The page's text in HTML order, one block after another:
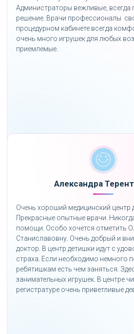
Администраторы вежливые, всегда
решение. Врачи профессионалы
процедурном кабинете всегда
очень много игрушек для любых
приемлемые.
Александра
Очень хороший медицинский центр
Прекрасные опытные врачи.
помощи. Особо хочется отметить
Станиславовну. Очень добрый и
доктор. В центр детишки идут с
страха. Если необходимо немного
ребятишкам есть чем заняться.
занимательных игрушек. В центре
регистратуре очень приветливые